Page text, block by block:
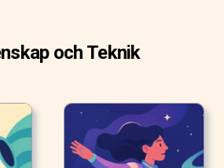
och Teknik